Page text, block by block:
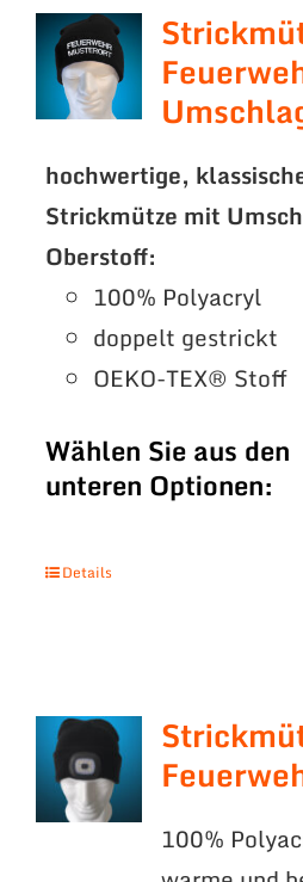
hochwertige,
Strickmütze mit
Oberstoff:
100% Polyacryl
doppelt gestrickt
OEKO-TEX® Stoff
Wählen Sie aus den
unteren Optionen:
Details
100%